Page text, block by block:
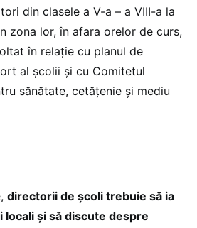
din clasele a V-a – a VIII-a la
zona lor, în afara orelor de curs,
în relație cu planul de
al școlii și cu Comitetul
sănătate, cetățenie și mediu
directorii de școli trebuie să ia
locali și să discute despre